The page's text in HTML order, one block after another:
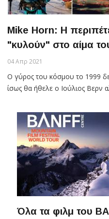
Mike Horn: Η
"κυλούν" στο αίμα
04 Απρ 2021
Ο γύρος του κόσμου το 1999
ίσως θα ήθελε ο Ιούλιος Βερν
Όλα τα φιλμ του